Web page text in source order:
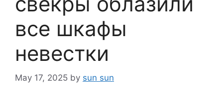
все шкафы
невестки
May 17, 2025 by sun sun